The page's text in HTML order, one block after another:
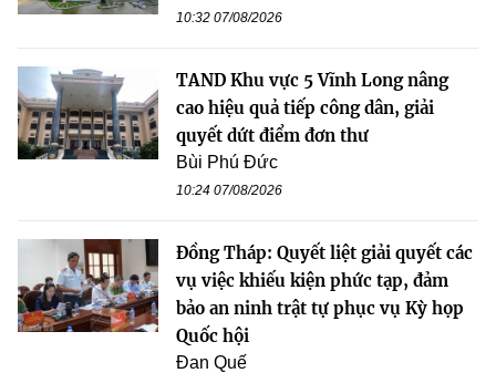
10:32 07/08/2026
TAND Khu vực 5 Vĩnh Long nâng
cao hiệu quả tiếp công dân, giải
quyết dứt điểm đơn thư
Bùi Phú Đức
10:24 07/08/2026
Đồng Tháp: Quyết liệt giải quyết các
vụ việc khiếu kiện phức tạp, đảm
bảo an ninh trật tự phục vụ Kỳ họp
Quốc hội
Đan Quế